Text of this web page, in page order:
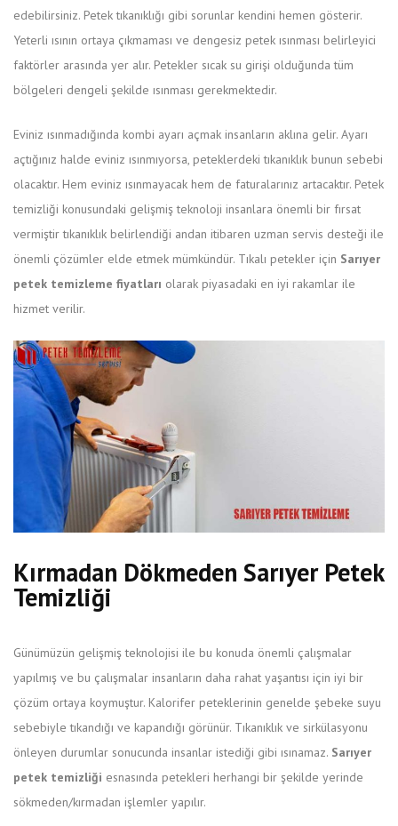
edebilirsiniz. Petek tıkanıklığı gibi sorunlar kendini hemen gösterir.
Yeterli ısının ortaya çıkmaması ve dengesiz petek ısınması belirleyici
faktörler arasında yer alır. Petekler sıcak su girişi olduğunda tüm
bölgeleri dengeli şekilde ısınması gerekmektedir.
Eviniz ısınmadığında kombi ayarı açmak insanların aklına gelir. Ayarı
açtığınız halde eviniz ısınmıyorsa, peteklerdeki tıkanıklık bunun sebebi
olacaktır. Hem eviniz ısınmayacak hem de faturalarınız artacaktır. Petek
temizliği konusundaki gelişmiş teknoloji insanlara önemli bir fırsat
vermiştir tıkanıklık belirlendiği andan itibaren uzman servis desteği ile
önemli çözümler elde etmek mümkündür. Tıkalı petekler için Sarıyer
petek temizleme fiyatları olarak piyasadaki en iyi rakamlar ile
hizmet verilir.
Kırmadan Dökmeden Sarıyer Petek
Temizliği
Günümüzün gelişmiş teknolojisi ile bu konuda önemli çalışmalar
yapılmış ve bu çalışmalar insanların daha rahat yaşantısı için iyi bir
çözüm ortaya koymuştur. Kalorifer peteklerinin genelde şebeke suyu
sebebiyle tıkandığı ve kapandığı görünür. Tıkanıklık ve sirkülasyonu
önleyen durumlar sonucunda insanlar istediği gibi ısınamaz. Sarıyer
petek temizliği esnasında petekleri herhangi bir şekilde yerinde
sökmeden/kırmadan işlemler yapılır.